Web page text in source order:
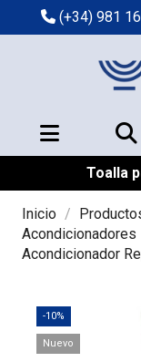
(+34) 981
Toalla
Inicio
Acondicionadores
Acondicionador
-10%
Nuevo